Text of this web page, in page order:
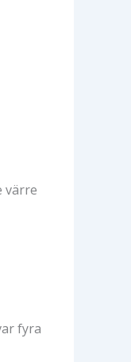
värre
fyra